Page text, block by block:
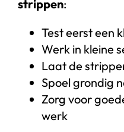
strippen:
Test eerst een
Werk in kleine
Laat de
Spoel grondig
Zorg voor
werk